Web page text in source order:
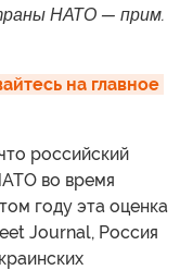
НАТО — прим.
на главное
российский
во время
году эта оценка
Journal, Россия